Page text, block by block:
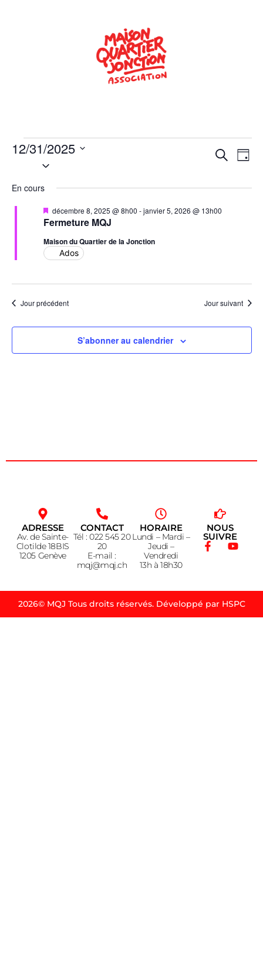
Recherche
Jour
12/31/2025
Sélectionnez
En cours
Fermeture MQJ
Mis
en
avant
décembre 8, 2025 @ 8h00 -janvier 5, 2026 @ 13h00
Maison du Quartier de la Jonction
Ados
Jour précédent Jour suivant
S’abonner au calendrier
ADRESSE
Av. de Sainte-
Clotilde 18BIS
1205 Genève
CONTACT
Tél : 022 545 20
20
E-mail :
mqj@mqj.ch
HORAIRE
Lundi – Mardi –
Jeudi –
Vendredi
13h à 18h30
NOUS
SUIVRE
2026© MQJ Tous droits réservés. Développé par HSPC